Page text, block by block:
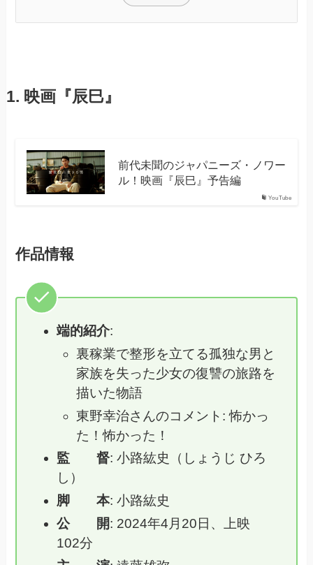
1. 映画『辰巳』
YouTube
前代未聞のジャパニーズ・ノワー
ル！映画『辰巳』予告編
作品情報
端的紹介:
裏稼業で整形を立てる孤独な男と
家族を失った少女の復讐の旅路を
描いた物語
東野幸治さんのコメント: 怖かっ
た！怖かった！
監 督: 小路紘史（しょうじ ひろ
し）
脚 本: 小路紘史
公 開: 2024年4月20日、上映
102分